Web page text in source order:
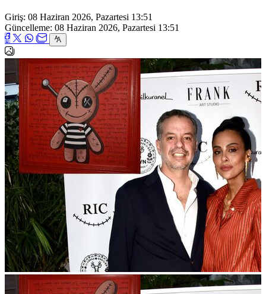
Giriş: 08 Haziran 2026, Pazartesi 13:51
Güncelleme: 08 Haziran 2026, Pazartesi 13:51